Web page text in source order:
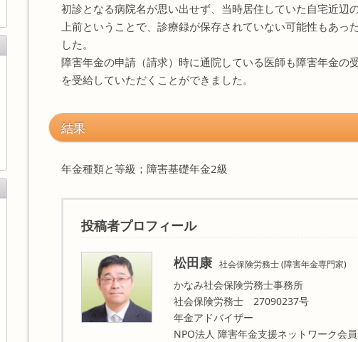
初診となる病院名が思い出せず、当時居住していた自宅近
上前ということで、診療録が保存されていない可能性もあっ
した。
障害年金の申請（請求）時に通院している医師も障害年金の
を受給していただくことができました。
結果
年金種類と等級；障害基礎年金2級
投稿者プロフィール
松田康 社会保険労務士 (障害年金専門家)
かなみ社会保険労務士事務所
社会保険労務士 27090237号
年金アドバイザー
NPO法人 障害年金支援ネットワーク会員